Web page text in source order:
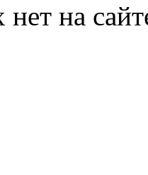
нет на